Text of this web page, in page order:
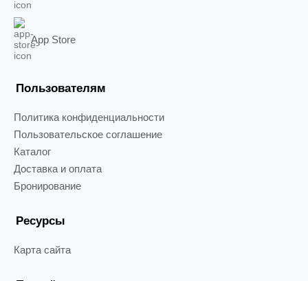
App Store
Пользователям
Политика конфиденциальности
Пользовательское соглашение
Каталог
Доставка и оплата
Бронирование
Ресурсы
Карта сайта